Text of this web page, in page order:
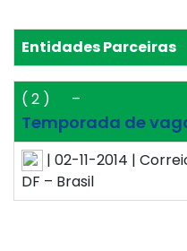
Entidades Parceiras
( 2 ) –
Temporada de
| 02-11-2014 |
DF – Brasil